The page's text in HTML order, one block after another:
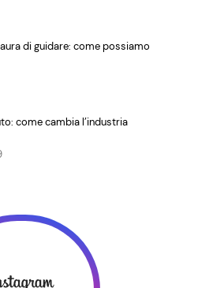
di guidare: come possiamo
come cambia l’industria